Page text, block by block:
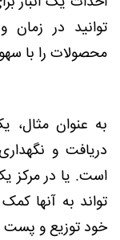
توانید در
محصولات را با
به عنوان مثال،
دریافت و
است. یا در مرکز
تواند به آنها
خود توزیع و پست